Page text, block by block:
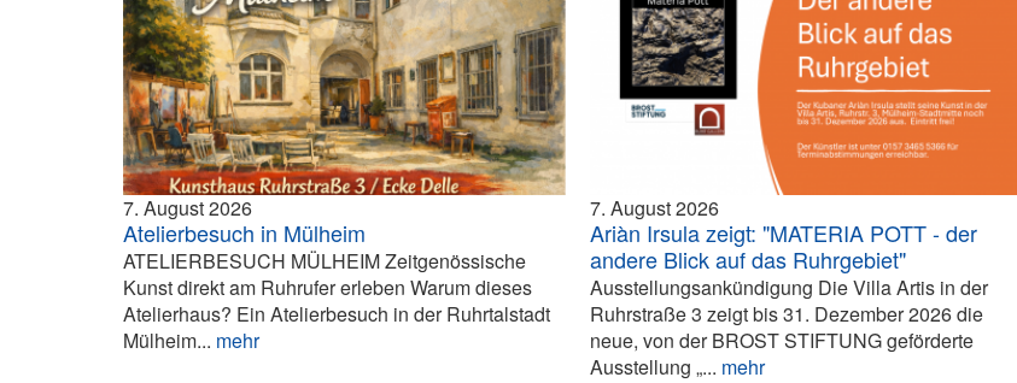
7. August 2026
Atelierbesuch in Mülheim
ATELIERBESUCH MÜLHEIM Zeitgenössische
Kunst direkt am Ruhrufer erleben Warum dieses
Atelierhaus? Ein Atelierbesuch in der Ruhrtalstadt
Mülheim... mehr
7. August 2026
Ariàn Irsula zeigt: "MATERIA POTT - der
andere Blick auf das Ruhrgebiet"
Ausstellungsankündigung Die Villa Artis in der
Ruhrstraße 3 zeigt bis 31. Dezember 2026 die
neue, von der BROST STIFTUNG geförderte
Ausstellung „... mehr